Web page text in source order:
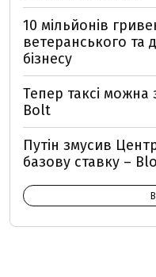
10 мільйонів
ветеранського та
бізнесу
Тепер таксі
Bolt
Путін змусив
базову ставку –